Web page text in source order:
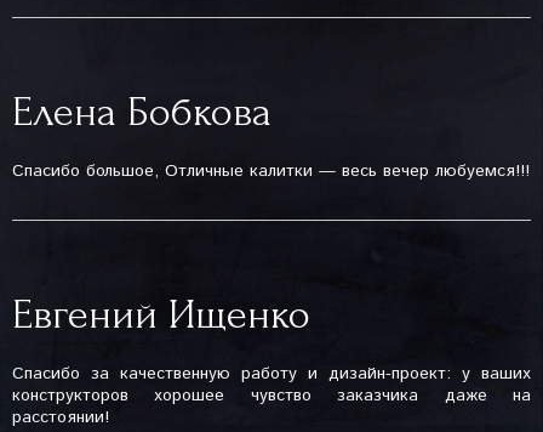
Елена Бобкова
Спасибо большое, Отличные калитки — весь вечер любуемся!!!
Евгений Ищенко
Спасибо за качественную работу и дизайн-проект: у ваших
конструкторов хорошее чувство заказчика даже на
расстоянии!